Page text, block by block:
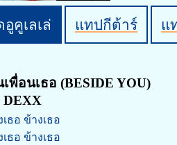
คูเลเล่ แทปกีต้าร์ แ
พื่อนเธอ (BESIDE YOU)
DEXX
เธอ ข้างเธอ
เธอ ข้างเธอ